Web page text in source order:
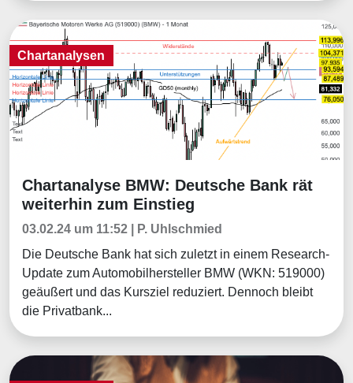
Chartanalysen
Chartanalysen
Chartanalyse BMW: Deutsche Bank rät
weiterhin zum Einstieg
03.02.24 um 11:52 | P. Uhlschmied
Die Deutsche Bank hat sich zuletzt in einem Research-
Update zum Automobilhersteller BMW (WKN: 519000)
geäußert und das Kursziel reduziert. Dennoch bleibt
die Privatbank...